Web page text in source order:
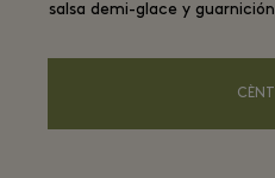
salsa demi-glace y